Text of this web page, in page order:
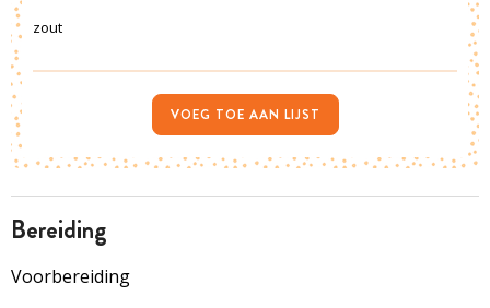
bereiding
Voorbereiding
zout
VOEG TOE AAN LIJST